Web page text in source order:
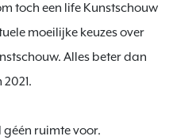
toch een life Kunstschouw
moeilijke keuzes over
Alles beter dan
ruimte voor.